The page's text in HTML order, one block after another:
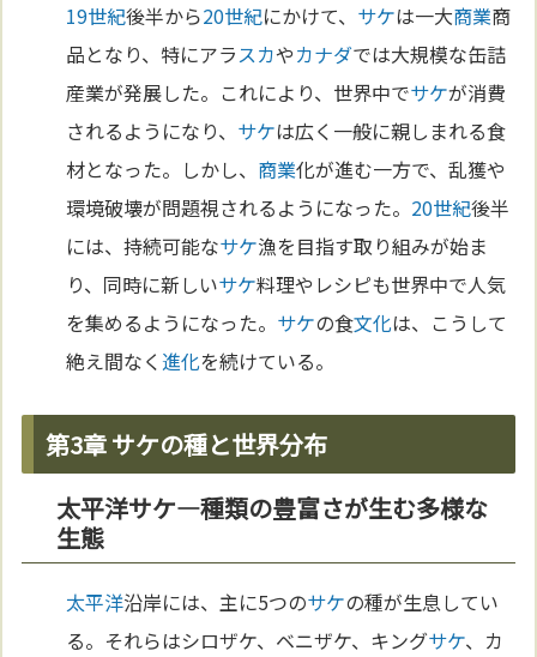
19世紀後半から20世紀にかけて、 サケは一大商業商
品となり、特にアラスカやカナダでは大規模な缶詰
産業が発展した。これにより、世界中でサケが消費
されるようになり、 サケは広く一般に親しまれる食
材となった。しかし、 商業化が進む一方で、乱獲や
環境破壊が問題視されるようになった。 20世紀後半
には、持続可能なサケ漁を目指す取り組みが始ま
り、同時に新しいサケ料理やレシピも世界中で人気
を集めるようになった。 サケの食文化は、こうして
絶え間なく進化を続けている。
第3章 サケの種と世界分布
太平洋サケ—種類の豊富さが生む多様な
生態
太平洋沿岸には、主に5つのサケの種が生息してい
る。それらはシロザケ、ベニザケ、キングサケ、カ